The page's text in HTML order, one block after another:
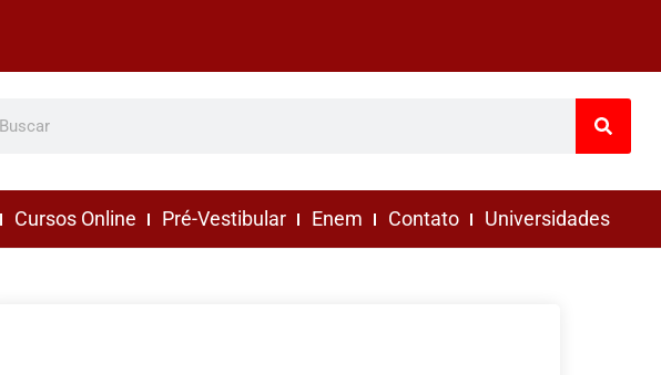
Cursos Online Pré-Vestibular Enem Contato Universidades